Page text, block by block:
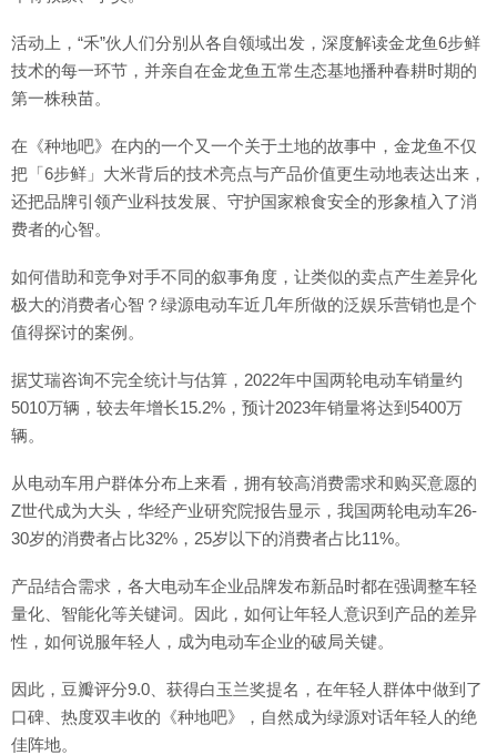
活动上，“禾”伙人们分别从各自领域出发，深度解读金龙鱼6步鲜
技术的每一环节，并亲自在金龙鱼五常生态基地播种春耕时期的
第一株秧苗。
在《种地吧》在内的一个又一个关于土地的故事中，金龙鱼不仅
把「6步鲜」大米背后的技术亮点与产品价值更生动地表达出来，
还把品牌引领产业科技发展、守护国家粮食安全的形象植入了消
费者的心智。
如何借助和竞争对手不同的叙事角度，让类似的卖点产生差异化
极大的消费者心智？绿源电动车近几年所做的泛娱乐营销也是个
值得探讨的案例。
据艾瑞咨询不完全统计与估算，2022年中国两轮电动车销量约
5010万辆，较去年增长15.2%，预计2023年销量将达到5400万
辆。
从电动车用户群体分布上来看，拥有较高消费需求和购买意愿的
Z世代成为大头，华经产业研究院报告显示，我国两轮电动车26-
30岁的消费者占比32%，25岁以下的消费者占比11%。
产品结合需求，各大电动车企业品牌发布新品时都在强调整车轻
量化、智能化等关键词。因此，如何让年轻人意识到产品的差异
性，如何说服年轻人，成为电动车企业的破局关键。
因此，豆瓣评分9.0、获得白玉兰奖提名，在年轻人群体中做到了
口碑、热度双丰收的《种地吧》，自然成为绿源对话年轻人的绝
佳阵地。